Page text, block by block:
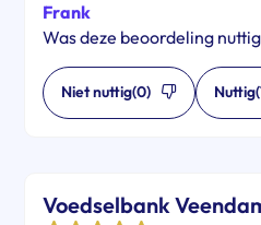
Frank
Was deze beoordeling
Niet nuttig(0) Nuttig
Voedselbank